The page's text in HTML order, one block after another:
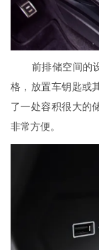
前排储空间的
格，放置车钥匙或
了一处容积很大的
非常方便。